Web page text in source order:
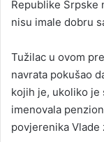
Republike Srpske
nisu imale dobru
Tužilac u ovom
navrata pokušao
kojih je, ukoliko je
imenovala
povjerenika Vlade